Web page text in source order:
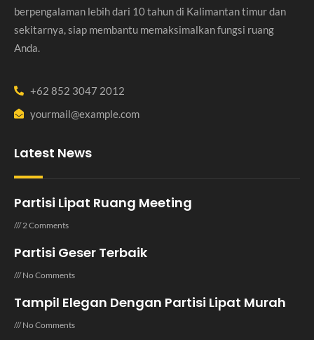
berpengalaman lebih dari 10 tahun di Kalimantan timur dan
sekitarnya, siap membantu memaksimalkan fungsi ruang
Anda.
+62 852 3047 2012
yourmail@example.com
Latest News
Partisi Lipat Ruang Meeting
2 Comments
Partisi Geser Terbaik
No Comments
Tampil Elegan Dengan Partisi Lipat Murah
No Comments